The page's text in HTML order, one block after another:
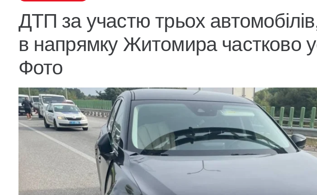
ДТП за участю трьох
в напрямку Житомира частково
Фото